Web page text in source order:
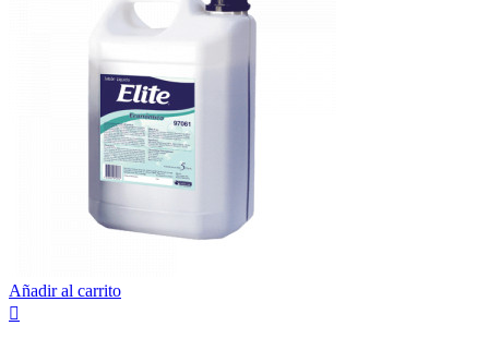
Añadir al carrito
